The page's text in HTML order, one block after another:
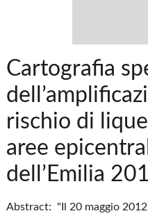
Cartografia
rischio di
aree
dell’Emilia
Abstract: "Il 20 maggio